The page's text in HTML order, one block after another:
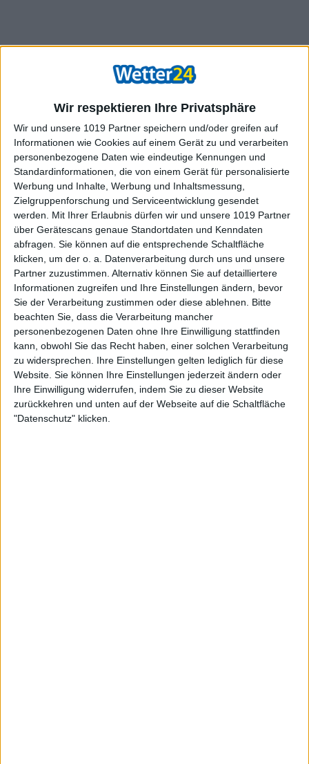
Wir respektieren Ihre Privatsphäre
Wir und unsere 1019 Partner speichern und/oder greifen auf
Informationen wie Cookies auf einem Gerät zu und verarbeiten
personenbezogene Daten wie eindeutige Kennungen und
Standardinformationen, die von einem Gerät für personalisierte
Werbung und Inhalte, Werbung und Inhaltsmessung,
Zielgruppenforschung und Serviceentwicklung gesendet
werden.
Mit Ihrer Erlaubnis dürfen wir und unsere 1019 Partner
über Gerätescans genaue Standortdaten und Kenndaten
abfragen. Sie können auf die entsprechende Schaltfläche
klicken, um der o. a. Datenverarbeitung durch uns und unsere
Partner zuzustimmen. Alternativ können Sie auf detailliertere
Informationen zugreifen und Ihre Einstellungen ändern, bevor
Sie der Verarbeitung zustimmen oder diese ablehnen.
Bitte
beachten Sie, dass die Verarbeitung mancher
personenbezogenen Daten ohne Ihre Einwilligung stattfinden
kann, obwohl Sie das Recht haben, einer solchen Verarbeitung
zu widersprechen. Ihre Einstellungen gelten lediglich für diese
Website. Sie können Ihre Einstellungen jederzeit ändern oder
Ihre Einwilligung widerrufen, indem Sie zu dieser Website
zurückkehren und unten auf der Webseite auf die Schaltfläche
"Datenschutz" klicken.